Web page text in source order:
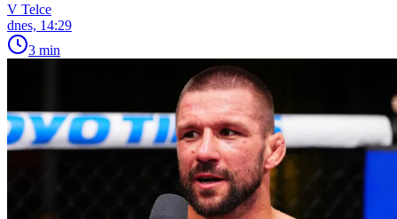
V Telce
dnes, 14:29
3 min